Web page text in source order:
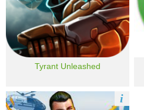
Tyrant Unleashed
i